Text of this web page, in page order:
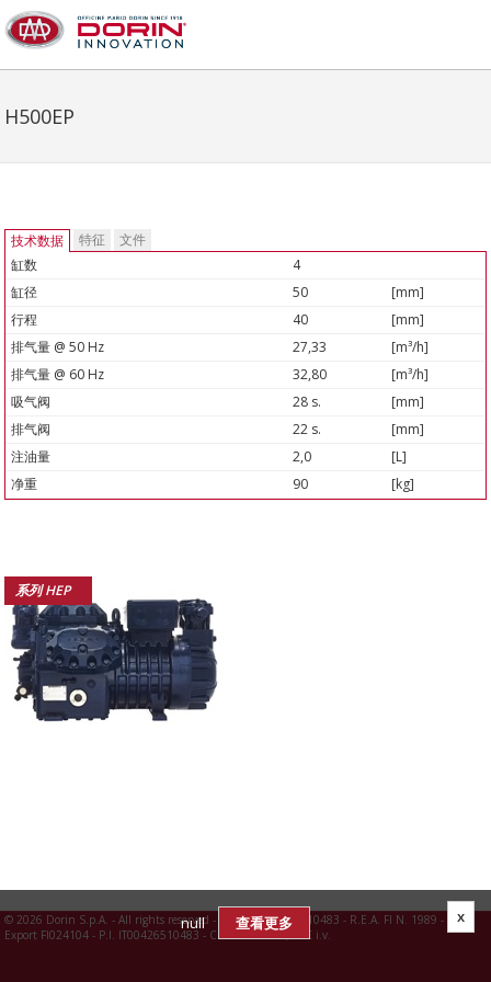
H500EP
技术数据 特征
文件
缸数
4
缸径
50
[mm]
行程
40
[mm]
排气量 @ 50 Hz
27,33
[m³/h]
排气量 @ 60 Hz
32,80
[m³/h]
吸气阀
28 s.
[mm]
排气阀
22 s.
[mm]
注油量
2,0
[L]
净重
90 [kg]
系列 HEP
©2026 Dorin S.p.A. - All rights reserved - R.I. FI N. 00426510483 - R.E.A. FI N. 1989 -
Export FI024104 - P.I. IT00426510483 - C.S. 3.960.000,00 € i.v.
null 查看更多 x